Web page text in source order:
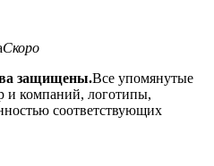
Скоро
защищены.Все упомянутые
и компаний, логотипы,
соответствующих